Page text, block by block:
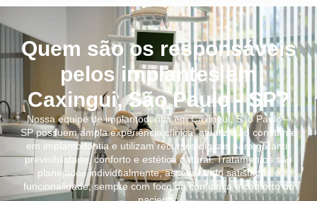
Quem são os responsáveis
pelos implantes em
Caxingui, São Paulo - SP?
Nossa equipe de implantodontia em Caxingui, São Paulo –
SP possuem ampla experiência clínica, atualização constante
em implantodontia e utilizam recursos digitais para garantir
previsibilidade, conforto e estética natural. Tratamentos são
planejados individualmente, assegurando satisfação e
funcionalidade, sempre com foco na confiança e conforto do